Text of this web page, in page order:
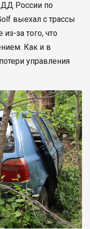
России по
выехал с трассы
за того, что
Как и в
управления